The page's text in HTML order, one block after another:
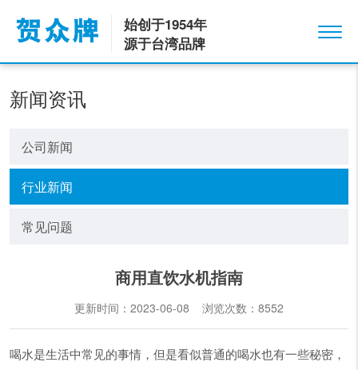
始创于1954年
源于台湾品牌
新闻资讯
公司新闻
行业新闻
常见问题
商用直饮水机指南
更新时间：2023-06-08 浏览次数： 8552
喝水是生活中常见的事情，但是看似普通的喝水也有一些秘密，